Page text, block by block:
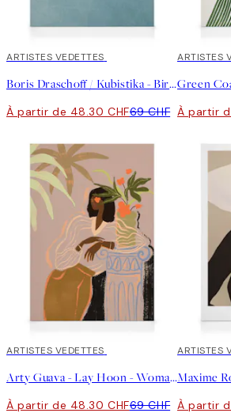
30%*
ARTISTES VEDETTES
Boris Draschoff / Kubistika - Birds Fly Away Toile
À partir de 48.30 CHF69 CHF
30%*
ARTISTES
Green
À partir
30%*
ARTISTES VEDETTES
Arty Guava - Lay Hoon - Woman Waiting Tableau sur toile
À partir de 48.30 CHF69 CHF
30%*
ARTISTES
Maxime
À partir